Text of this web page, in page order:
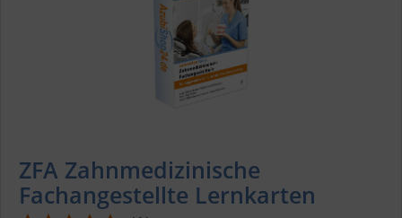
ZFA Zahnmedizinische
Fachangestellte Lernkarten